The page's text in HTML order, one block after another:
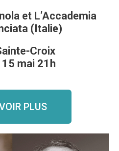
et L’Accademia
(Italie)
Croix
mai 21h
PLUS